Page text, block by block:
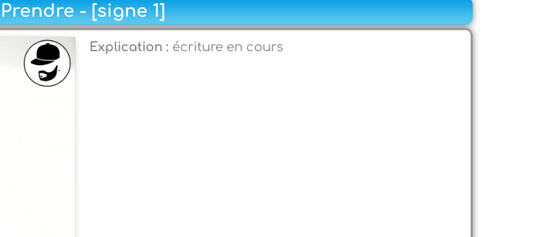
Prendre - [signe 1]
Explication : écriture en cours